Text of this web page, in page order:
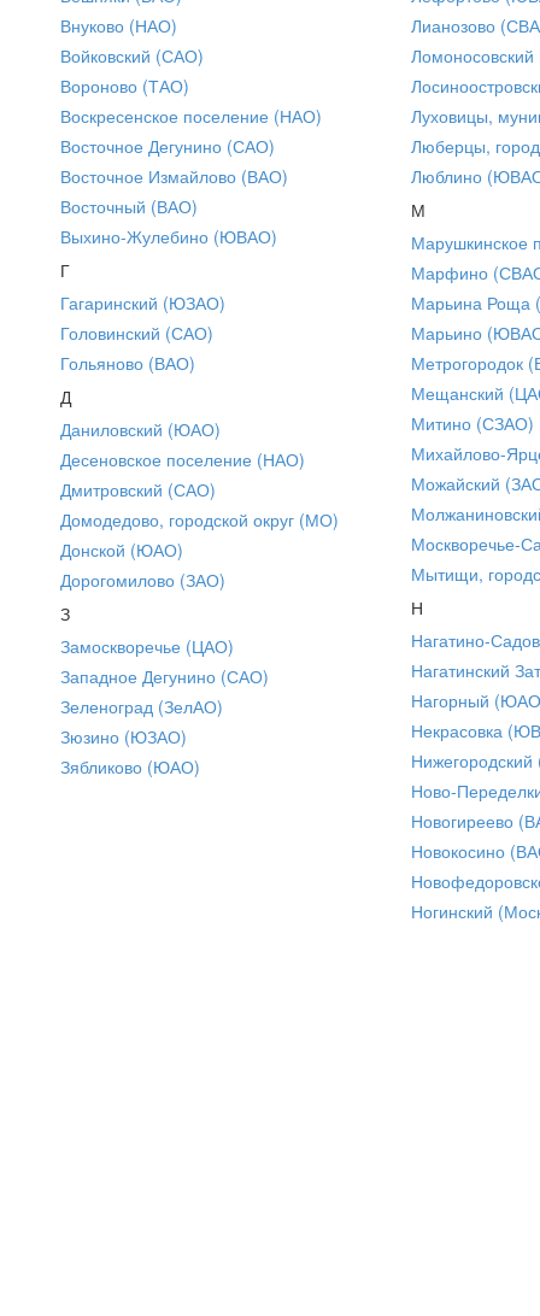
Внуково (НАО)
Войковский (САО)
Вороново (ТАО)
Воскресенское поселение (НАО)
Восточное Дегунино (САО)
Восточное Измайлово (ВАО)
Восточный (ВАО)
Выхино-Жулебино (ЮВАО)
Г
Гагаринский (ЮЗАО)
Головинский (САО)
Гольяново (ВАО)
Д
Даниловский (ЮАО)
Десеновское поселение (НАО)
Дмитровский (САО)
Домодедово, городской округ (МО)
Донской (ЮАО)
Дорогомилово (ЗАО)
З
Замоскворечье (ЦАО)
Западное Дегунино (САО)
Зеленоград (ЗелАО)
Зюзино (ЮЗАО)
Зябликово (ЮАО)
Лианозово
Луховицы,
Люберцы,
Люблино
М
Марушкинское
Марфино
Марьина Роща
Марьино
Метрогородок
Мещанский
Митино (СЗАО)
Михайлово-
Можайский
Москворечье-
Мытищи,
Н
Нагатино-
Нагатинский
Нагорный
Некрасовка
Ново-
Новогиреево
Новокосино
Ногинский